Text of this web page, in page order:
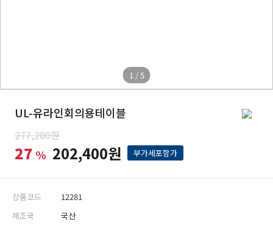
1 / 5
UL-유라인회의용테이블
277,200원
27 % 202,400원 부가세포함가
상품코드
12281
제조국
국산